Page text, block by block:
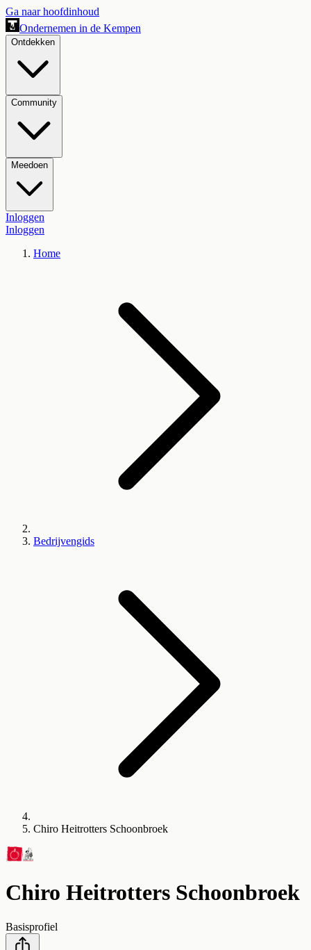
Ga naar hoofdinhoud
Ondernemen in de Kempen
Ontdekken
Community
Meedoen
Inloggen
Inloggen
Home
Bedrijvengids
Chiro Heitrotters Schoonbroek
Chiro Heitrotters Schoonbroek
Basisprofiel